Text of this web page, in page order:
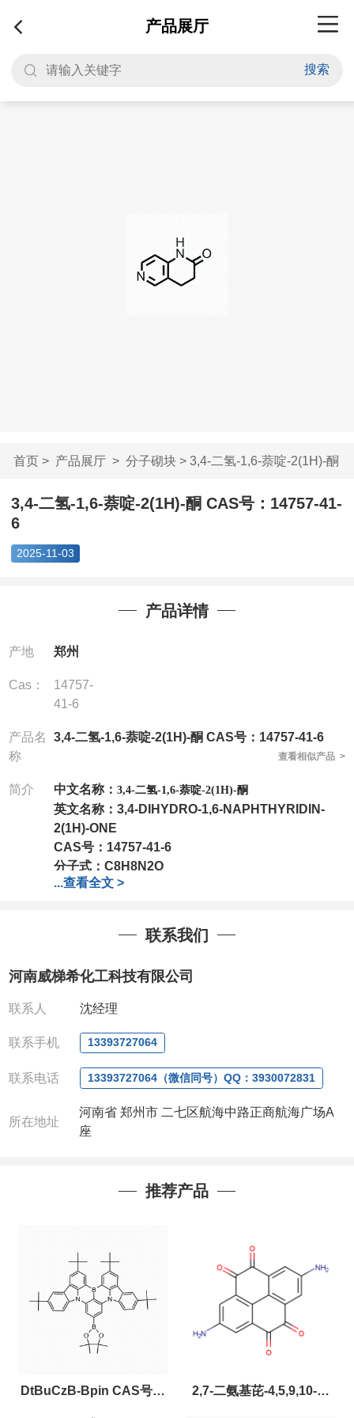
产品展厅
搜索
首页> 产品展厅> 分子砌块> 3,4-二氢-1,6-萘啶-2(1H)-酮
...
3,4-二氢-1,6-萘啶-2(1H)-酮 CAS号：14757-41-
6
2025-11-03
产品详情
产地 郑州
Cas：
14757-
41-6
产品名
称
3,4-二氢-1,6-萘啶-2(1H)-酮 CAS号：14757-41-6
查看相似产品 >
简介 中文名称： 3,4-二氢-1,6-萘啶-2(1H)-酮
英文名称： 3,4-DIHYDRO-1,6-NAPHTHYRIDIN-
2(1H)-ONE
CAS号： 14757-41-6
分子式： C8H8N2O
分子量：148.16
;1g;2.5g ;5g ;10g可根据客户需求进行分装
作中有用到的试剂,欢迎前来询购
全额退款
:0371-63377391/13393727064
QQ:3930072831
:13393727064
联系人: 沈晓东(欢迎致电,或QQ、微信联系)
...查看全文 >
联系我们
河南威梯希化工科技有限公司
联系人 沈经理
联系手机 13393727064
联系电话 13393727064（微信同号）QQ：3930072831
所在地址
河南省 郑州市 二七区航海中路正商航海广场A
座
推荐产品
DtBuCzB-Bpin CAS号： 2,7-二氨基芘-4,5,9,10-四